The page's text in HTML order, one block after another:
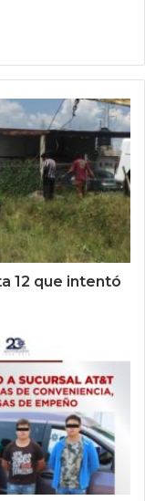
12 que intentó